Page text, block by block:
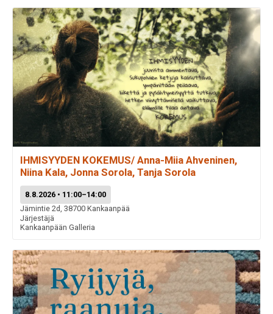
IHMISYYDEN KOKEMUS/ Anna-Miia Ahveninen,
Niina Kala, Jonna Sorola, Tanja Sorola
8.8.2026 • 11:00–14:00
Jämintie 2d, 38700 Kankaanpää
Järjestäjä
Kankaanpään Galleria